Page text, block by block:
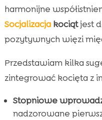
harmonijne
Socjalizacjakociątjest
pozytywnych więzi
Przedstawiam kilka
zintegrować kocięta z
Stopniowe
nadzorowane